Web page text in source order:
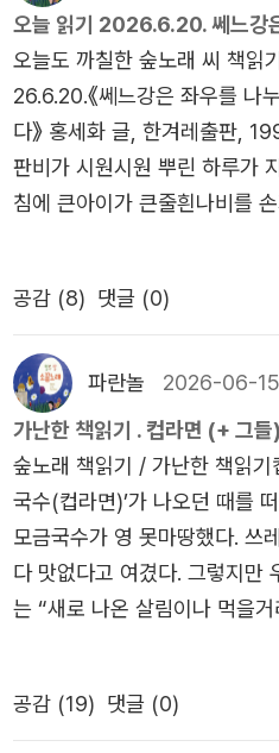
청소 노동자 김덕경, 청년 과로
정받도록 거대 기업과 싸우는
손의 상처가 말해주듯 사소한
수 노동자의 든든한 동지로 평
원장 박사훈, 든든한 로펌을
원 같은 불안정 일자리 노동자
하는 사람으로 키우기 위해 발
영, 마음의 병을 얻은 노동자들
전태일의료센터 마음상담소장
자기 삶의 영역으로 기꺼이 받
를 점점 넓히는 이들은 “모르
알리고자 하는 사명감 같은 인
밥의 가치가 퇴색하는 현실에서
하게 밥을 짓고 밥심을 믿고
한다. 음식이 있고 동료가 있
동안 나를 키워낸 타인의 노
동 감수성을 가르치는 교사다.
돈을 잘 쓰는 일에도, 나만 잘
오늘 읽기 2026.6.20. 쎄느강
오늘도 까칠한 숲노래 씨 책읽
26.6.20.《쎄느강은 좌우를 나
다》 홍세화 글, 한겨레출판,
판비가 시원시원 뿌린 하루가
침에 큰아이가 큰줄흰나비를
서 비를 그으며 쉬었구나 싶다.
가지 않는다. 해바른 곳에서 날
마당에서 홀가분히 날아다니는
우를 나누고 한강은 남북을 가
나름이(신문배달부)로 일하던
온 알림글을 보았고, 바로 장만
장’만 모셔서 마련한다는 ‘홍세
간 적이 있다. 그때 지국장님이
더 좋겠네. 네가 다녀와서 이야
않는다. 그저 ‘나라지기·고을
자)이 쪼깨려고 할 뿐이다. ‘나
란히”라는 뜻이 바탕이다. 남북
공감 (8) 댓글 (0)
파란놀 2026-06-15
가난한 책읽기 . 컵라면 (+ 그들)
숲노래 책읽기 / 가난한 책읽
국수(컵라면)’가 나오던 때를
모금국수가 영 못마땅했다. 쓰
다 맛없다고 여겼다. 그렇지만
는 “새로 나온 살림이나 먹을
러니 생각을 나누셨다. “뜨거
“뜨거운 물이 어디 있어? 커피
공감 (19) 댓글 (0)